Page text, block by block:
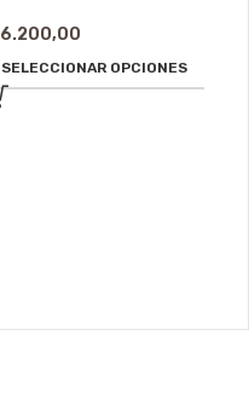
6.200,00
SELECCIONAR OPCIONES